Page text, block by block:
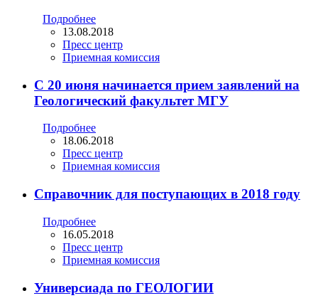
Подробнее
13.08.2018
Пресс центр
Приемная комиссия
С 20 июня начинается прием заявлений на
Геологический факультет МГУ
Подробнее
18.06.2018
Пресс центр
Приемная комиссия
Справочник для поступающих в 2018 году
Подробнее
16.05.2018
Пресс центр
Приемная комиссия
Универсиада по ГЕОЛОГИИ